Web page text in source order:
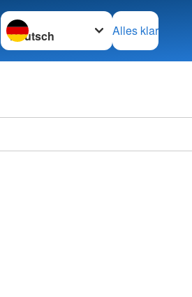
Sprache wechseln zu
Alles klar